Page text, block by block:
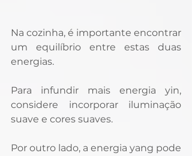
Na cozinha, é importante encontrar
um equilíbrio entre estas duas
energias.
Para infundir mais energia yin,
considere incorporar iluminação
suave e cores suaves.
Por outro lado, a energia yang pode